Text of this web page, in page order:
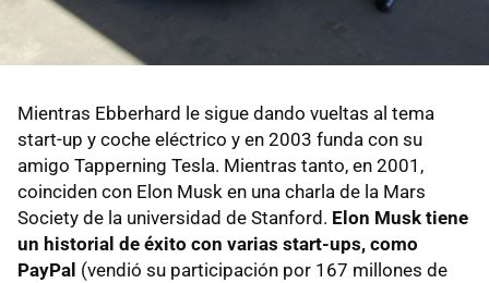
Mientras Ebberhard le sigue dando vueltas al tema
start-up y coche eléctrico y en 2003 funda con su
amigo Tapperning Tesla. Mientras tanto, en 2001,
coinciden con Elon Musk en una charla de la Mars
Society de la universidad de Stanford. Elon Musk tiene
un historial de éxito con varias start-ups, como
PayPal (vendió su participación por 167 millones de